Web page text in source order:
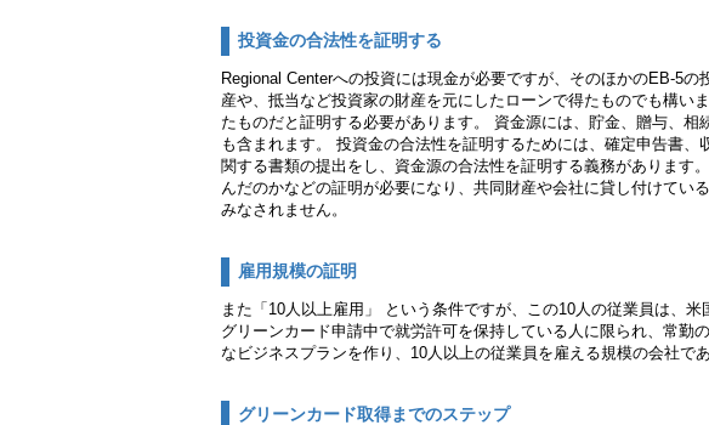
投資金の合法性を証明する
Regional Centerへの投資には現金が必要ですが、そのほかのEB-5
産や、抵当など投資家の財産を元にしたローンで得たものでも構い
たものだと証明する必要があります。 資金源には、貯金、贈与、
も含まれます。 投資金の合法性を証明するためには、確定申告書
関する書類の提出をし、資金源の合法性を証明する義務があります
んだのかなどの証明が必要になり、共同財産や会社に貸し付けてい
みなされません。
雇用規模の証明
また「10人以上雇用」 という条件ですが、この10人の従業員は、
グリーンカード申請中で就労許可を保持している人に限られ、常勤
なビジネスプランを作り、10人以上の従業員を雇える規模の会社で
グリーンカード取得までのステップ